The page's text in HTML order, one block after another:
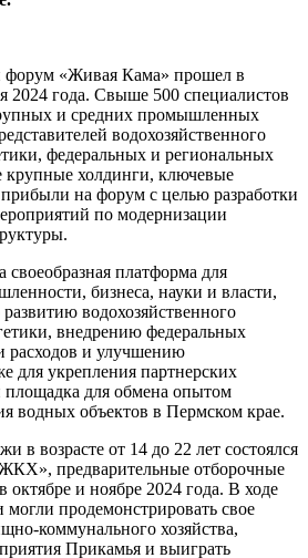
форум «Живая Кама» прошел в
2024 года. Свыше 500 специалистов
и средних промышленных
водохозяйственного
федеральных и региональных
крупные холдинги, ключевые
на форум с целью разработки
по модернизации
платформа для
бизнеса, науки и власти,
водохозяйственного
внедрению федеральных
расходов и улучшению
для укрепления партнерских
для обмена опытом
водных объектов в Пермском крае.
в возрасте от 14 до 22 лет состоялся
предварительные отборочные
и ноябре 2024 года. В ходе
продемонстрировать свое
коммунального хозяйства,
Прикамья и выиграть